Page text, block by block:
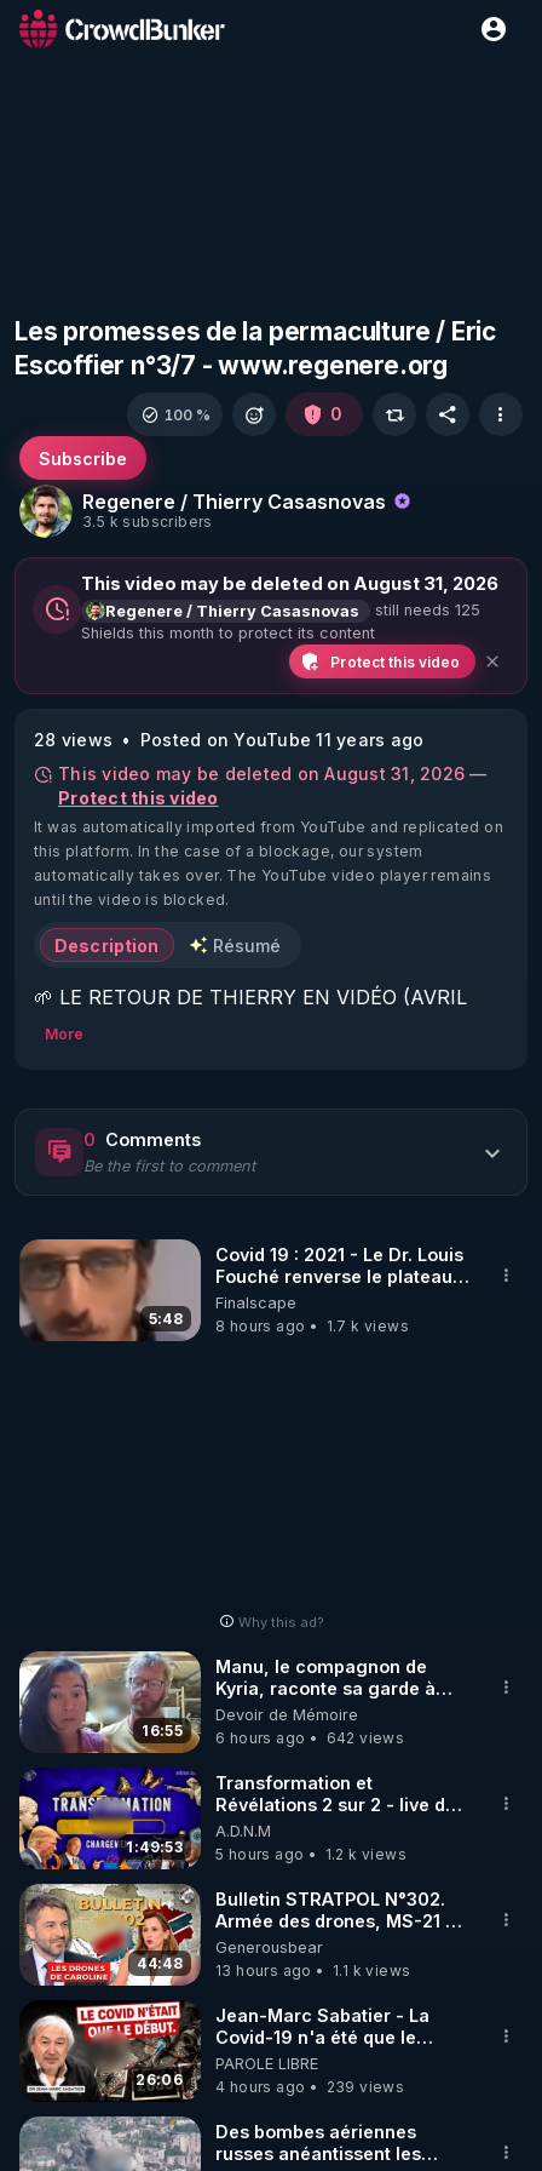
Les promesses de la permaculture / Eric
Escoffier n°​3/7 - www.regenere.org
Regenere / Thierry Casasnovas
3.5 k subscribers
Subscribe
100 % 0
This video may be deleted on August 31, 2026
Regenere / Thierry Casasnovas
still needs 125
Shields this month to protect its content
Protect this video
28 views
Posted on YouTube 11 years ago
This video may be deleted on August 31, 2026 —
Protect this video
It was automatically imported from YouTube and replicated on
this platform. In the case of a blockage, our system
automatically takes over. The YouTube video player remains
until the video is blocked.
Description Résumé
🌱 LE RETOUR DE THIERRY EN VIDÉO (AVRIL
2022)!
https://www.rgnr.fr/presentation.html
🌱 LE MAGAZINE RÉGÉNÈRE
🌱 LA BOUTIQUE DU MAGAZINE
Pour obtenir les anciens numéros que vous avez
🌱 INSTAGRAM
https://www.instagram.com/rdlr_thierrycasasnovas/
http://rgnr.li/instagram
🌱 LA NEWSLETTER
Pour ne pas rater l’actualité RGNR (stages,
http://rgnr.li/news
🌱 VIDÉOS NON CENSURÉES SUR ODYSEE
Toutes les vidéos Youtube sont aussi sur la
http://rgnr.li/odysee
🌱 LES STAGES EN PRÉSENTIEL
More
0 Comments
Be the first to comment
5:48
Covid 19 : 2021 - Le Dr. Louis
Fouché renverse le plateau
de CNews !
Finalscape
8 hours ago
1.7 k views
Why this ad?
16:55
Manu, le compagnon de
Kyria, raconte sa garde à
vue musclée. PARTAGEZ!
Devoir de Mémoire
6 hours ago
642 views
1:49:53
Transformation et
Révélations 2 sur 2 - live du
07/08/26
A.D.N.M
5 hours ago
1.2 k views
44:48
Bulletin STRATPOL N°302.
Armée des drones, MS-21 en
série, missiles coréens.
07.08.2026.
Generousbear
13 hours ago
1.1 k views
26:06
Jean-Marc Sabatier - La
Covid-19 n'a été que le
début - L'ARN messager
jusqu où ira-t-il ?
PAROLE LIBRE
4 hours ago
239 views
Des bombes aériennes
russes anéantissent les